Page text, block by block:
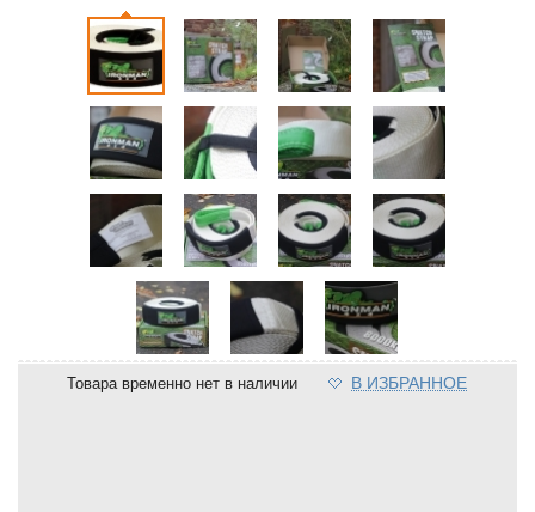
Товара временно нет в наличии В ИЗБРАННОЕ